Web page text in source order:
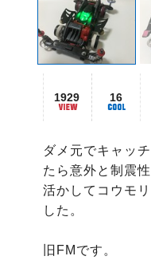
1929 16
ダメ元でキャッ
たら意外と制震
活かしてコウモ
した。
旧FMです。